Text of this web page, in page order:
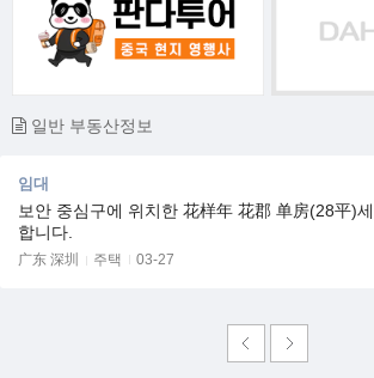
일반 부동산정보
임대
보안 중심구에 위치한 花样年 花郡 单房(28平)
합니다.
广东 深圳 주택 03-27